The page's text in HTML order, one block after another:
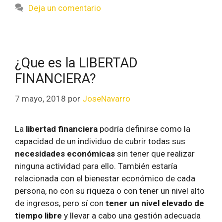
Deja un comentario
¿Que es la LIBERTAD
FINANCIERA?
7 mayo, 2018 por JoseNavarro
La libertad financiera podría definirse como la
capacidad de un individuo de cubrir todas sus
necesidades económicas sin tener que realizar
ninguna actividad para ello. También estaría
relacionada con el bienestar económico de cada
persona, no con su riqueza o con tener un nivel alto
de ingresos, pero sí con tener un nivel elevado de
tiempo libre y llevar a cabo una gestión adecuada